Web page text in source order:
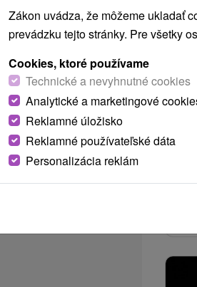
Zákon uvádza, že môžeme ukladať
prevádzku tejto stránky. Pre všetky
Cookies, ktoré používame
Technické a nevyhnutné cookies
Analytické a marketingové
Reklamné úložisko
Reklamné používateľské dáta
Personalizácia reklám